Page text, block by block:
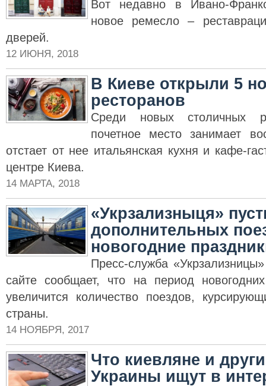
Вот недавно в Ивано-
новое ремесло –
дверей.
12 ИЮНЯ, 2018
В Киеве открыли 5
ресторанов
Среди новых столичных
почетное место занимает
отстает от нее итальянская кухня и кафе-
центре Киева.
14 МАРТА, 2018
«Укрзализныця»
дополнительных
новогодние
Пресс-служба
сайте сообщает, что на период
увеличится количество поездов,
страны.
14 НОЯБРЯ, 2017
Что киевляне и
Украины ищут в